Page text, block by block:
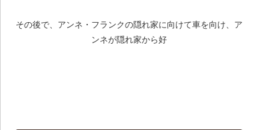
その後で、アンネ・フランクの隠れ家に向けて車を向け、ア
ンネが隠れ家から好